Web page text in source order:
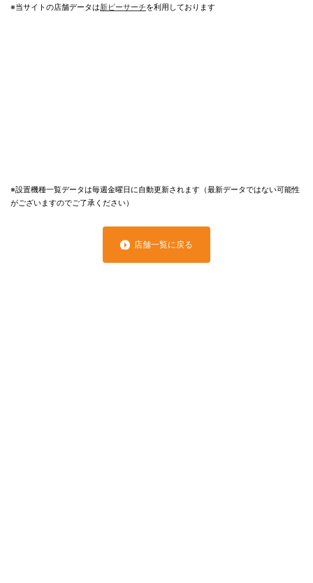
※当サイトの店舗データは新ピーサーチを利用しております
※設置機種一覧データは毎週金曜日に自動更新されます（最新データではない可能性
がございますのでご了承ください）
店舗一覧に戻る